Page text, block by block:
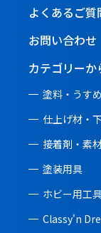
よくあるご質
お問い合わせ
カテゴリー
塗料・うす
仕上げ材・
接着剤・素
塗装用具
ホビー用工
Classy'n